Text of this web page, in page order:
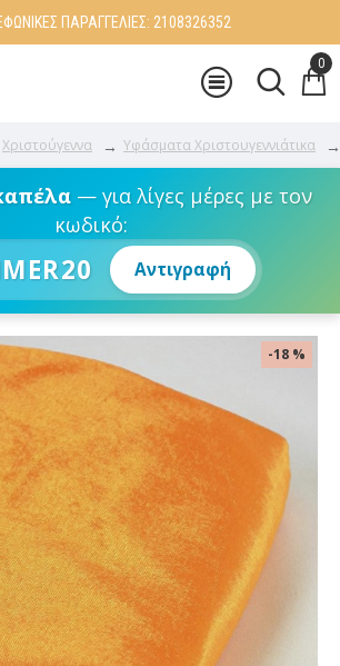
ΠΑΡΑΓΓΕΛΙΕΣ: 2108326352
0
Χριστούγεννα Υφάσματα Χριστουγεννιάτικα
— για λίγες μέρες με τον
κωδικό:
Αντιγραφή
-18 %